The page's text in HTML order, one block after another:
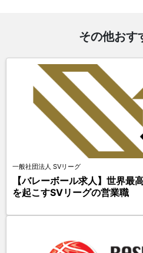
その他おす
一般社団法人 SVリーグ
【バレーボール求人】世界最
を起こすSVリーグの営業職